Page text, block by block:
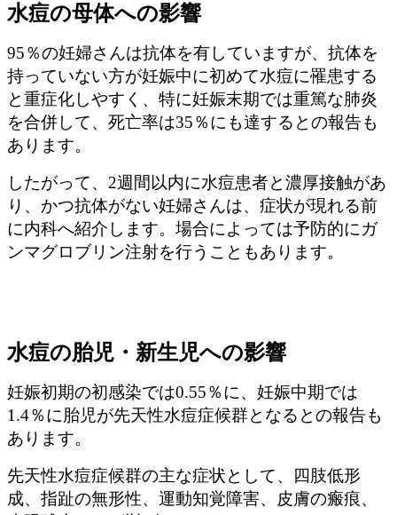
水痘の母体への影響
95％の妊婦さんは抗体を有していますが、抗体を
持っていない方が妊娠中に初めて水痘に罹患する
と重症化しやすく、特に妊娠末期では重篤な肺炎
を合併して、死亡率は35％にも達するとの報告も
あります。
したがって、2週間以内に水痘患者と濃厚接触があ
り、かつ抗体がない妊婦さんは、症状が現れる前
に内科へ紹介します。場合によっては予防的にガ
ンマグロブリン注射を行うこともあります。
水痘の胎児・新生児への影響
妊娠初期の初感染では0.55％に、妊娠中期では
1.4％に胎児が先天性水痘症候群となるとの報告も
あります。
先天性水痘症候群の主な症状として、四肢低形
成、指趾の無形性、運動知覚障害、皮膚の瘢痕、